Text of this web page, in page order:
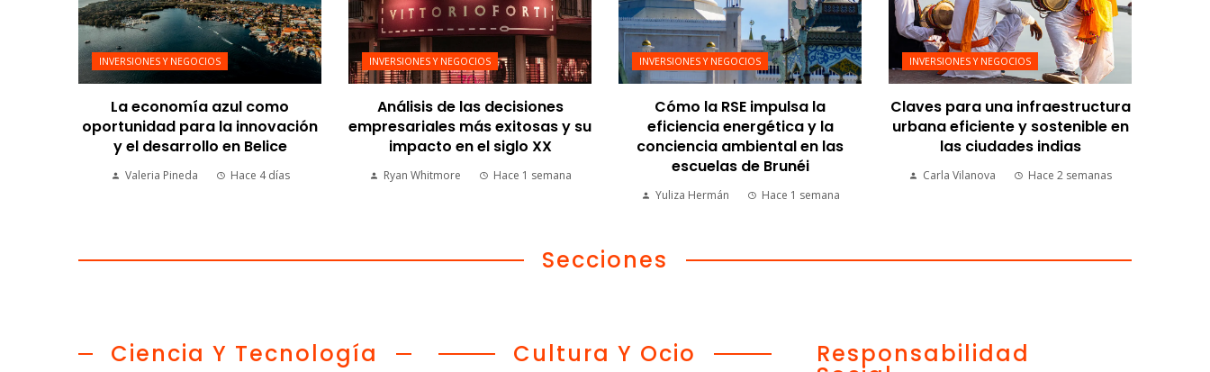
INVERSIONES Y NEGOCIOS
La economía azul como
oportunidad para la innovación
y el desarrollo en Belice
Valeria Pineda Hace 4 días
INVERSIONES Y NEGOCIOS
Análisis de las decisiones
empresariales más exitosas y su
impacto en el siglo XX
Ryan Whitmore Hace 1 semana
INVERSIONES Y NEGOCIOS
Cómo la RSE impulsa la
eficiencia energética y la
conciencia ambiental en las
escuelas de Brunéi
Yuliza Hermán Hace 1 semana
INVERSIONES Y NEGOCIOS
Claves para una infraestructura
urbana eficiente y sostenible en
las ciudades indias
Carla Vilanova Hace 2 semanas
Secciones
Ciencia Y Tecnología Cultura Y Ocio Responsabilidad